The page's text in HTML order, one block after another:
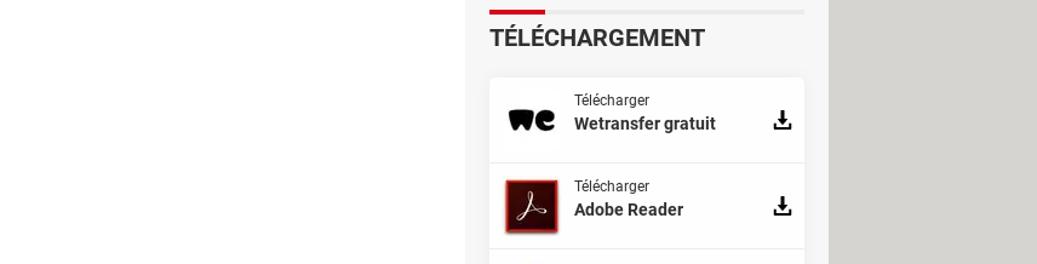
TÉLÉCHARGEMENT
Télécharger
Wetransfer gratuit
Télécharger
Adobe Reader